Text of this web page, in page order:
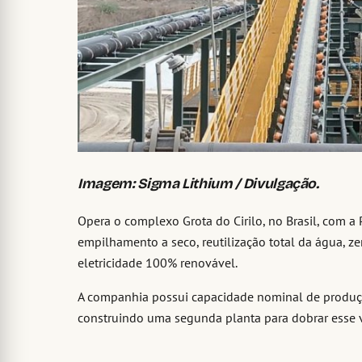
Imagem: Sigma Lithium / Divulgação.
Opera o complexo Grota do Cirilo, no Brasil, com
empilhamento a seco, reutilização total da água,
eletricidade 100% renovável.
A companhia possui capacidade nominal de
construindo uma segunda planta para dobrar esse